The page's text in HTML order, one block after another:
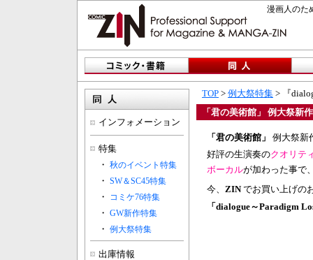
漫画人のた
インフォメーション
特集
・ 秋のイベント特集
・ SW＆SC45特集
・ コミケ76特集
・ GW新作特集
・ 例大祭特集
出庫情報
TOP > 例大祭特集 > 『
「君の美術館」 例大祭新
「君の美術館」
例大祭新
好評の生演奏のクオリテ
ボーカルが加わった事で
今、 ZINでお買い上げの
「dialogue～Paradigm